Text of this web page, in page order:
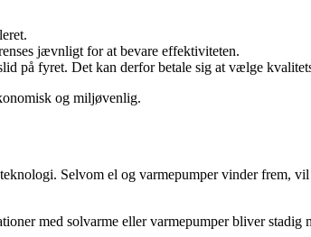
jævnligt for at bevare effektiviteten.
på fyret. Det kan derfor betale sig at vælge
og miljøvenlig.
Selvom el og varmepumper vinder frem,
med solvarme eller varmepumper bliver